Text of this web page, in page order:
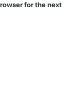
for the next